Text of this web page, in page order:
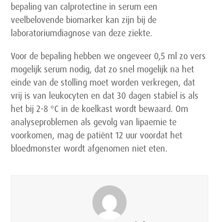
bepaling van calprotectine in serum een
veelbelovende biomarker kan zijn bij de
laboratoriumdiagnose van deze ziekte.
Voor de bepaling hebben we ongeveer 0,5 ml zo vers
mogelijk serum nodig, dat zo snel mogelijk na het
einde van de stolling moet worden verkregen, dat
vrij is van leukocyten en dat 30 dagen stabiel is als
het bij 2-8 °C in de koelkast wordt bewaard. Om
analyseproblemen als gevolg van lipaemie te
voorkomen, mag de patiënt 12 uur voordat het
bloedmonster wordt afgenomen niet eten.